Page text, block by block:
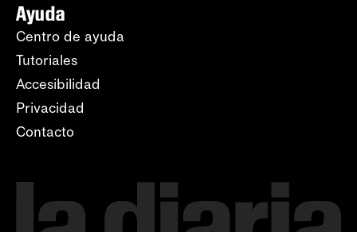
Ayuda
Centro de ayuda
Tutoriales
Accesibilidad
Privacidad
Contacto